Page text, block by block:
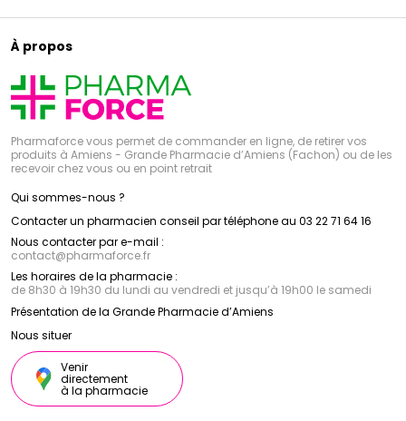
À propos
Pharmaforce vous permet de commander en ligne, de retirer vos
produits à Amiens - Grande Pharmacie d’Amiens (Fachon) ou de les
recevoir chez vous ou en point retrait
Qui sommes-nous ?
Contacter un pharmacien conseil par téléphone au 03 22 71 64 16
Nous contacter par e-mail :
contact@pharmaforce.fr
Les horaires de la pharmacie :
de 8h30 à 19h30 du lundi au vendredi et jusqu’à 19h00 le samedi
Présentation de la Grande Pharmacie d’Amiens
Nous situer
Venir
directement
à la pharmacie